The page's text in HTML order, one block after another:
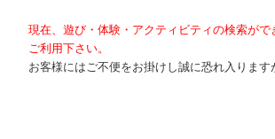
現在、遊び・体験・アクティビティの検索が
ご利用下さい。
お客様にはご不便をお掛けし誠に恐れ入りま